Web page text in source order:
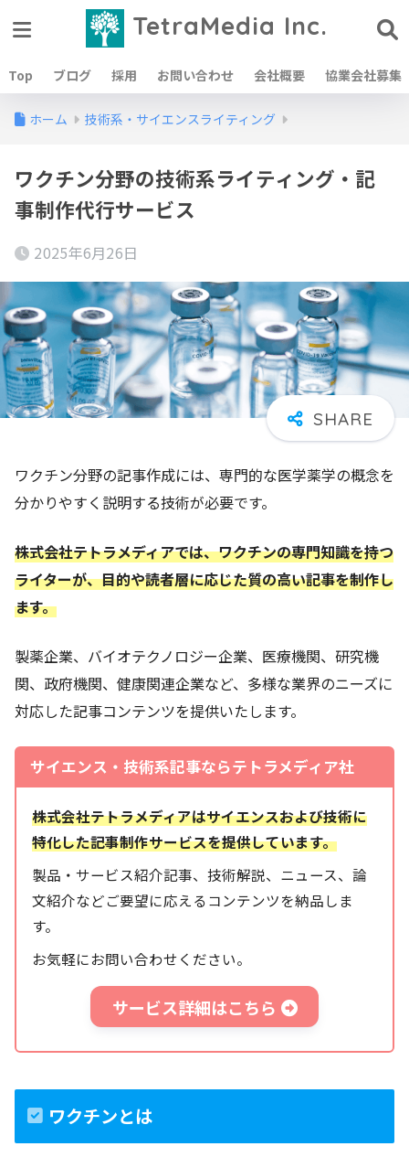
TetraMedia Inc.
Top ブログ 採用 お問い合わせ 会社概要 協業会社募集
ホーム 技術系・サイエンスライティング
ワクチン分野の技術系ライティング・記
事制作代行サービス
2025年6月26日
ワクチン分野の記事作成には、専門的な医学薬学の概念を
分かりやすく説明する技術が必要です。
株式会社テトラメディアでは、ワクチンの専門知識を持つ
ライターが、目的や読者層に応じた質の高い記事を制作し
ます。
製薬企業、バイオテクノロジー企業、医療機関、研究機
関、政府機関、健康関連企業など、多様な業界のニーズに
対応した記事コンテンツを提供いたします。
サイエンス・技術系記事ならテトラメディア社
株式会社テトラメディアはサイエンスおよび技術に
特化した記事制作サービスを提供しています。
製品・サービス紹介記事、技術解説、ニュース、論
文紹介などご要望に応えるコンテンツを納品しま
す。
お気軽にお問い合わせください。
サービス詳細はこちら
ワクチンとは